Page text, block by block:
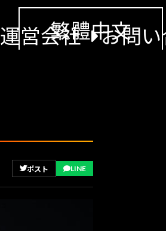
運営会社 お問
繁體中文
ポスト LINE